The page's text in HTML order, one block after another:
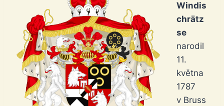
Windis
chrätz
se
narodil
11.
května
1787
v Bruss